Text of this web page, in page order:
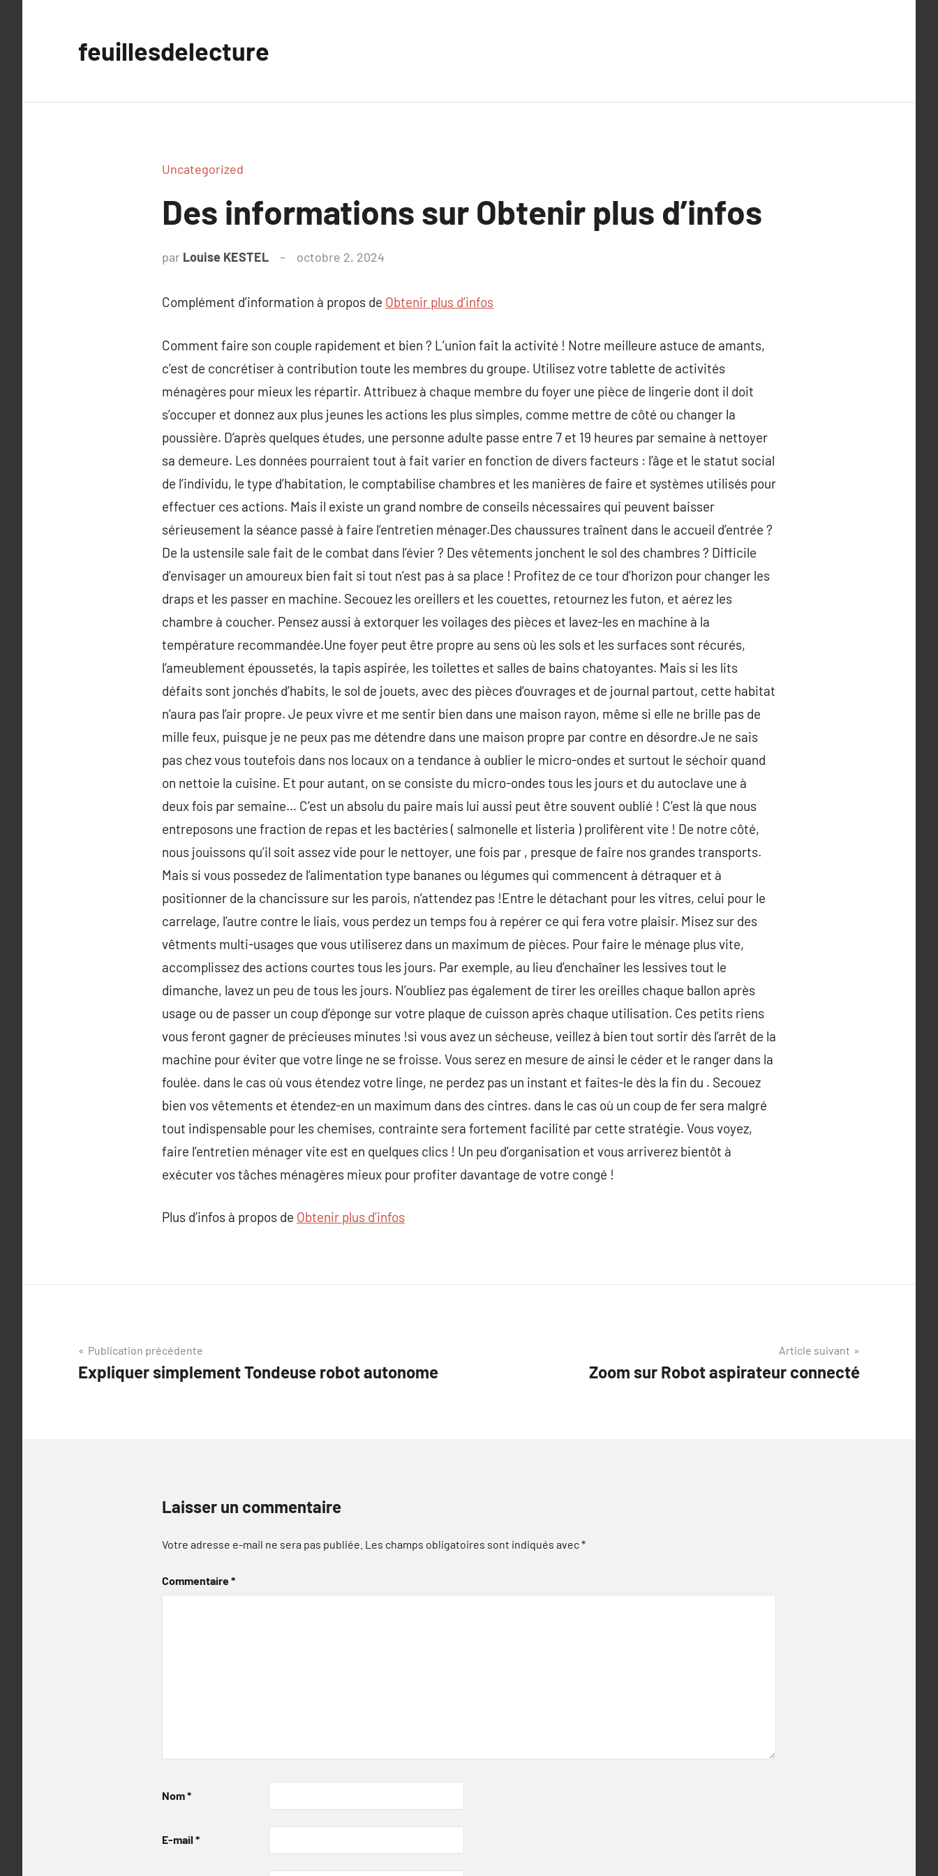
feuillesdelecture
Uncategorized
Des informations sur Obtenir plus d’infos
par Louise KESTEL octobre 2, 2024
Complément d’information à propos de Obtenir plus d’infos
Comment faire son couple rapidement et bien ? L’union fait la activité ! Notre meilleure astuce de amants,
c’est de concrétiser à contribution toute les membres du groupe. Utilisez votre tablette de activités
ménagères pour mieux les répartir. Attribuez à chaque membre du foyer une pièce de lingerie dont il doit
s’occuper et donnez aux plus jeunes les actions les plus simples, comme mettre de côté ou changer la
poussière. D’après quelques études, une personne adulte passe entre 7 et 19 heures par semaine à nettoyer
sa demeure. Les données pourraient tout à fait varier en fonction de divers facteurs : l’âge et le statut social
de l’individu, le type d’habitation, le comptabilise chambres et les manières de faire et systèmes utilisés pour
effectuer ces actions. Mais il existe un grand nombre de conseils nécessaires qui peuvent baisser
sérieusement la séance passé à faire l’entretien ménager.Des chaussures traînent dans le accueil d’entrée ?
De la ustensile sale fait de le combat dans l’évier ? Des vêtements jonchent le sol des chambres ? Difficile
d’envisager un amoureux bien fait si tout n’est pas à sa place ! Profitez de ce tour d’horizon pour changer les
draps et les passer en machine. Secouez les oreillers et les couettes, retournez les futon, et aérez les
chambre à coucher. Pensez aussi à extorquer les voilages des pièces et lavez-les en machine à la
température recommandée.Une foyer peut être propre au sens où les sols et les surfaces sont récurés,
l’ameublement époussetés, la tapis aspirée, les toilettes et salles de bains chatoyantes. Mais si les lits
défaits sont jonchés d’habits, le sol de jouets, avec des pièces d’ouvrages et de journal partout, cette habitat
n’aura pas l’air propre. Je peux vivre et me sentir bien dans une maison rayon, même si elle ne brille pas de
mille feux, puisque je ne peux pas me détendre dans une maison propre par contre en désordre.Je ne sais
pas chez vous toutefois dans nos locaux on a tendance à oublier le micro-ondes et surtout le séchoir quand
on nettoie la cuisine. Et pour autant, on se consiste du micro-ondes tous les jours et du autoclave une à
deux fois par semaine… C’est un absolu du paire mais lui aussi peut être souvent oublié ! C’est là que nous
entreposons une fraction de repas et les bactéries ( salmonelle et listeria ) prolifèrent vite ! De notre côté,
nous jouissons qu’il soit assez vide pour le nettoyer, une fois par , presque de faire nos grandes transports.
Mais si vous possedez de l’alimentation type bananes ou légumes qui commencent à détraquer et à
positionner de la chancissure sur les parois, n’attendez pas !Entre le détachant pour les vitres, celui pour le
carrelage, l’autre contre le liais, vous perdez un temps fou à repérer ce qui fera votre plaisir. Misez sur des
vêtments multi-usages que vous utiliserez dans un maximum de pièces. Pour faire le ménage plus vite,
accomplissez des actions courtes tous les jours. Par exemple, au lieu d’enchaîner les lessives tout le
dimanche, lavez un peu de tous les jours. N’oubliez pas également de tirer les oreilles chaque ballon après
usage ou de passer un coup d’éponge sur votre plaque de cuisson après chaque utilisation. Ces petits riens
vous feront gagner de précieuses minutes !si vous avez un sécheuse, veillez à bien tout sortir dès l’arrêt de la
machine pour éviter que votre linge ne se froisse. Vous serez en mesure de ainsi le céder et le ranger dans la
foulée. dans le cas où vous étendez votre linge, ne perdez pas un instant et faites-le dès la fin du . Secouez
bien vos vêtements et étendez-en un maximum dans des cintres. dans le cas où un coup de fer sera malgré
tout indispensable pour les chemises, contrainte sera fortement facilité par cette stratégie. Vous voyez,
faire l’entretien ménager vite est en quelques clics ! Un peu d’organisation et vous arriverez bientôt à
exécuter vos tâches ménagères mieux pour profiter davantage de votre congé !
Plus d’infos à propos de Obtenir plus d’infos
Navigation
de
Publication précédente
Expliquer simplement Tondeuse robot autonome
Article suivant
Zoom sur Robot aspirateur connecté
Laisser un commentaire
Votre adresse e-mail ne sera pas publiée. Les champs obligatoires sont indiqués avec*
Commentaire*
Nom*
E-mail *